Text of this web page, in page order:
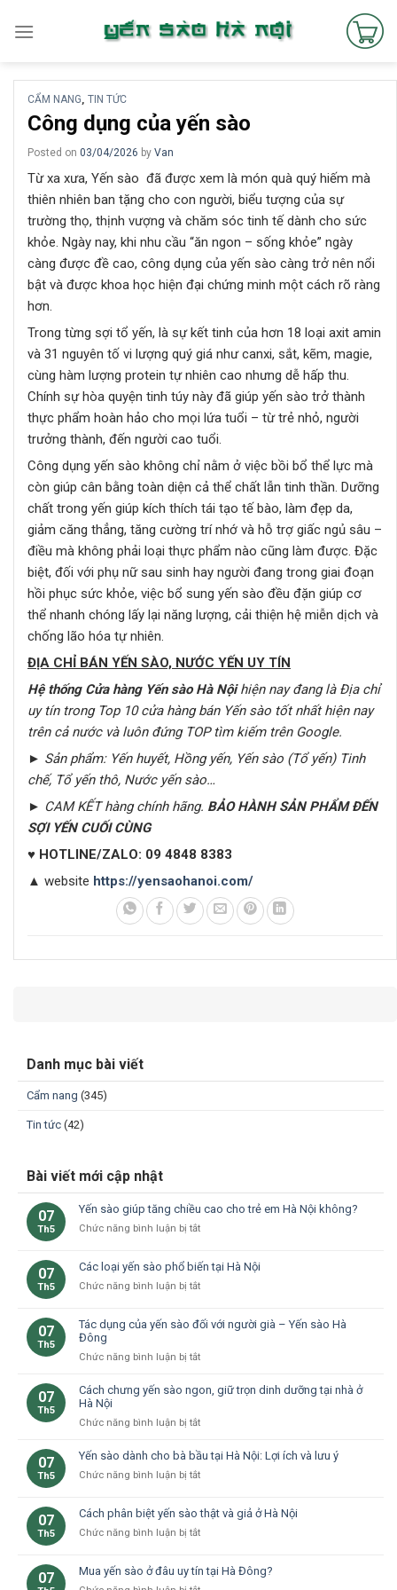
CẨM NANG,TIN TỨC
Công dụng của yến sào
Posted on 03/04/2026 by Van
Từ xa xưa, Yến sào đã được xem là món quà quý hiếm mà
thiên nhiên ban tặng cho con người, biểu tượng của sự
trường thọ, thịnh vượng và chăm sóc tinh tế dành cho sức
khỏe. Ngày nay, khi nhu cầu “ăn ngon – sống khỏe” ngày
càng được đề cao, công dụng của yến sào càng trở nên nổi
bật và được khoa học hiện đại chứng minh một cách rõ ràng
hơn.
Trong từng sợi tổ yến, là sự kết tinh của hơn 18 loại axit amin
và 31 nguyên tố vi lượng quý giá như canxi, sắt, kẽm, magie,
cùng hàm lượng protein tự nhiên cao nhưng dễ hấp thu.
Chính sự hòa quyện tinh túy này đã giúp yến sào trở thành
thực phẩm hoàn hảo cho mọi lứa tuổi – từ trẻ nhỏ, người
trưởng thành, đến người cao tuổi.
Công dụng yến sào không chỉ nằm ở việc bồi bổ thể lực mà
còn giúp cân bằng toàn diện cả thể chất lẫn tinh thần. Dưỡng
chất trong yến giúp kích thích tái tạo tế bào, làm đẹp da,
giảm căng thẳng, tăng cường trí nhớ và hỗ trợ giấc ngủ sâu –
điều mà không phải loại thực phẩm nào cũng làm được. Đặc
biệt, đối với phụ nữ sau sinh hay người đang trong giai đoạn
hồi phục sức khỏe, việc bổ sung yến sào đều đặn giúp cơ
thể nhanh chóng lấy lại năng lượng, cải thiện hệ miễn dịch và
chống lão hóa tự nhiên.
ĐỊA CHỈ BÁN YẾN SÀO, NƯỚC YẾN UY TÍN
Hệ thống Cửa hàng Yến sào Hà Nộihiện nay đang là Địa chỉ
uy tín trong Top 10 cửa hàng bán Yến sào tốt nhất hiện nay
trên cả nước và luôn đứng TOP tìm kiếm trên Google.
► Sản phẩm: Yến huyết, Hồng yến, Yến sào (Tổ yến) Tinh
chế, Tổ yến thô, Nước yến sào…
► CAM KẾT hàng chính hãng. BẢO HÀNH SẢN PHẨM ĐẾN
SỢI YẾN CUỐI CÙNG
♥ HOTLINE/ZALO: 09 4848 8383
▲ website https://yensaohanoi.com/
Danh mục bài viết
Cẩm nang (345)
Tin tức (42)
Bài viết mới cập nhật
07
Th5
Yến sào giúp tăng chiều cao cho trẻ em Hà Nội không?
Chức năng bình luận bị tắtở
giúp
tăng
cao
em
Nội
07
Th5
Các loại yến sào phổ biến tại Hà Nội
Chức năng bình luận bị tắtở
yến
phổ
tại
Nội
07
Th5
Tác dụng của yến sào đối với người già – Yến sào Hà
Đông
Chức năng bình luận bị tắtở
dụng
với
người
–
Yến
sào
Đông
07
Th5
Cách chưng yến sào ngon, giữ trọn dinh dưỡng tại nhà ở
Hà Nội
Chức năng bình luận bị tắtở
chưng
sào
giữ
tại
nhà
07
Th5
Yến sào dành cho bà bầu tại Hà Nội: Lợi ích và lưu ý
Chức năng bình luận bị tắtở
dành
cho
bầu
07
Th5
Cách phân biệt yến sào thật và giả ở Hà Nội
Chức năng bình luận bị tắtở
biệt
07 Mua yến sào ở đâu uy tín tại Hà Đông?